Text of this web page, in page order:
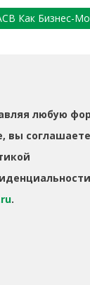
Как Бизнес-Модель: Выплаты
любую
вы
.